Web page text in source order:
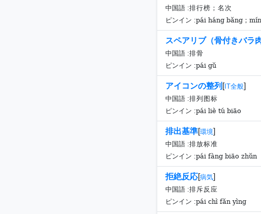
中国語 :排行榜；名次
ピンイン :pái háng bǎng；
スペアリブ（骨付きバラ肉
中国語 :排骨
ピンイン :pái gǔ
アイコンの整列 [ IT全般]
中国語 :排列图标
ピンイン :pái liè tú biāo
排出基準[環境]
中国語 :排放标准
ピンイン :pái fàng biāo zhǔn
拒絶反応[病気]
中国語 :排斥反应
ピンイン :pái chì fǎn yìng